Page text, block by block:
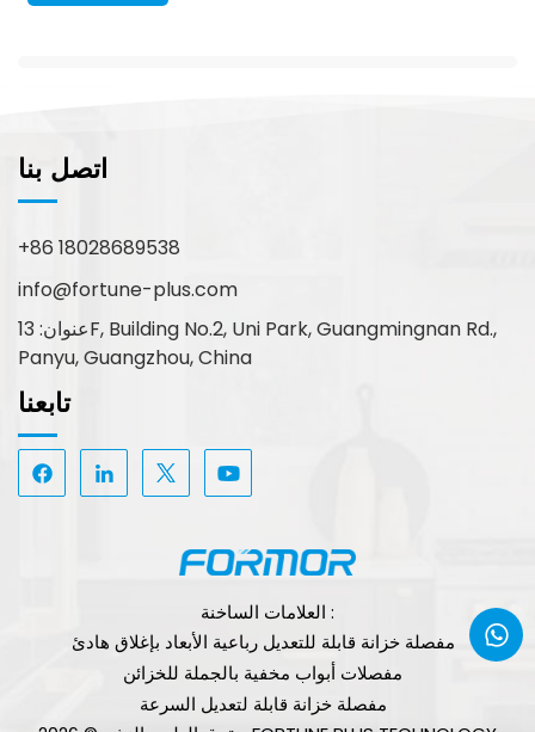
اتصل بنا
+86 18028689538
info@fortune-plus.com
عنوان: 13F, Building No.2, Uni Park, Guangmingnan Rd.,
Panyu, Guangzhou, China
تابعنا
العلامات الساخنة :
مفصلة خزانة قابلة للتعديل رباعية الأبعاد بإغلاق هادئ
مفصلات أبواب مخفية بالجملة للخزائن
مفصلة خزانة قابلة لتعديل السرعة